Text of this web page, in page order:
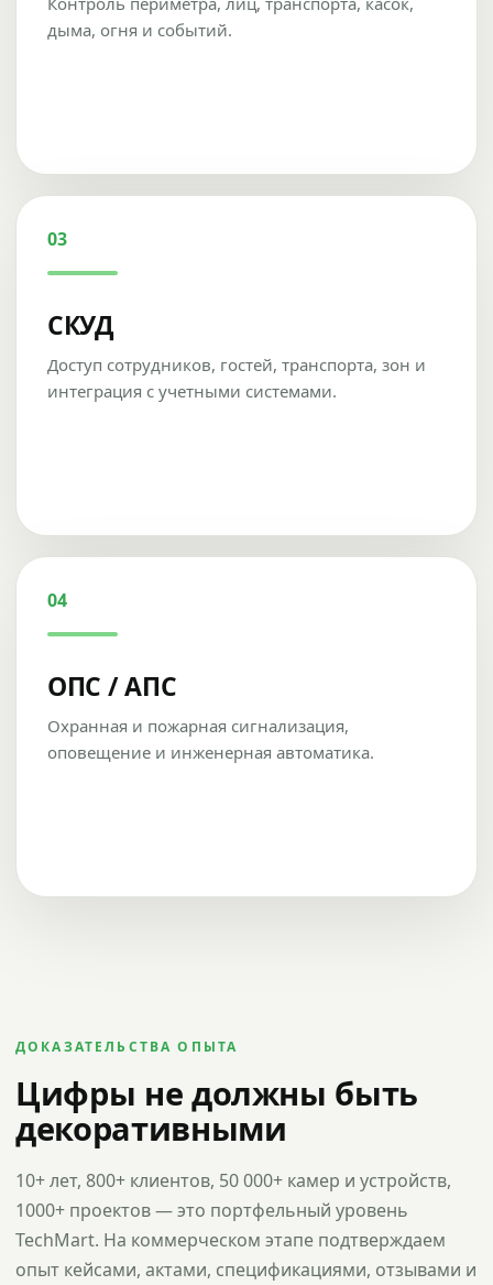
дыма, огня и событий.
03
СКУД
Доступ сотрудников, гостей, транспорта, зон и
интеграция с учетными системами.
04
ОПС / АПС
Охранная и пожарная сигнализация,
оповещение и инженерная автоматика.
ДОКАЗАТЕЛЬСТВА ОПЫТА
Цифры не должны быть
декоративными
10+ лет, 800+ клиентов, 50 000+ камер и устройств,
1000+ проектов — это портфельный уровень
TechMart. На коммерческом этапе подтверждаем
опыт кейсами, актами, спецификациями, отзывами и